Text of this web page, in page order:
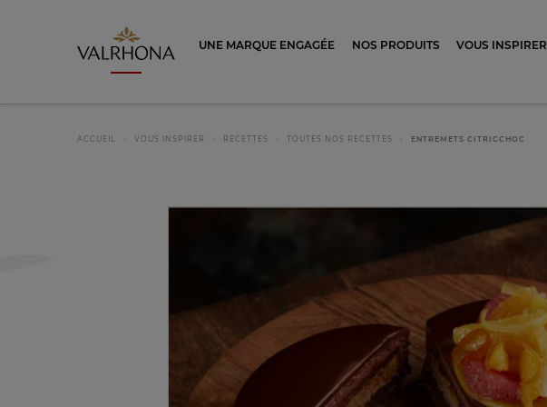
Valrhona - Imaginons le meilleur du chocolat
UNE MARQUE ENGAGÉE NOS PRODUITS VOUS INSPIRER
ACCUEIL VOUS INSPIRER RECETTES TOUTES NOS RECETTES ENTREMETS CITRICCHOC